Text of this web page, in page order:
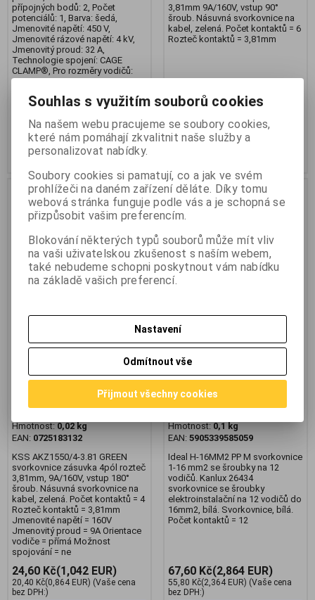
přípojných bodů: 2, Počet
potenciálů: 1, Barva: šedá,
Jmenovité napětí: 450 V,
Jmenovité rázové napětí: 4 kV,
Jmenovitý proud: 32 A,
Technologie spojení: CAGE
CLAMP®, Pro rozměry vodičů:
0,14 – 4 mm2; 28 – 12 AWG, Pro
14,40 Kč(0,610 EUR)
12 Kč(0,508 EUR) (Vaše cena bez
DPH:)
Přidat do košíku
3,81mm 9A/160V, vstup 90°
šroub. Násuvná svorkovnice na
kabel, zelená. Počet kontaktů = 6
Rozteč kontaktů = 3,81mm
41,40 Kč (1,754 EUR)
34,40 Kč(1,458 EUR)(Vaše cena
bez DPH:)
Akce
Výprodej
KSS AKZ1550/4-3.81 GREEN
svorkovnice zásuvka
Katalogové číslo:g821-282
skladem
Hmotnost:0,02 kg
EAN: 0725183132
KSS AKZ1550/4-3.81 GREEN
svorkovnice zásuvka 4pól rozteč
3,81mm, 9A/160V, vstup 180°
šroub. Násuvná svorkovnice na
kabel, zelená. Počet kontaktů = 4
Rozteč kontaktů = 3,81mm
Jmenovité napětí = 160V
Jmenovitý proud = 9A Orientace
vodiče = přímá Možnost
spojování = ne
24,60 Kč(1,042 EUR)
20,40 Kč(0,864 EUR) (Vaše cena
bez DPH:)
Akce
Výprodej
Ideal H-16MM2 PP M
svorkovnice 1-16 mm2
Výrobce:
Katalogové číslo:g821-327
Záruka (měsíců):
Termín dodání (dny):
Hmotnost:0,1 kg
EAN: 5905339585059
Ideal H-16MM2 PP M svorkovnice
1-16 mm2 se šroubky na 12
vodičů. Kanlux 26434
svorkovnice se šroubky
elektroinstalační na 12 vodičů do
16mm2, bílá. Svorkovnice, bílá.
Počet kontaktů = 12
67,60 Kč(2,864 EUR)
55,80 Kč(2,364 EUR) (Vaše cena
bez DPH:)
Souhlas s využitím souborů cookies
Na našem webu pracujeme se soubory cookies,
které nám pomáhají zkvalitnit naše služby a
personalizovat nabídky.
Soubory cookies si pamatují, co a jak ve svém
prohlížeči na daném zařízení děláte. Díky tomu
webová stránka funguje podle vás a je schopná se
přizpůsobit vašim preferencím.
Blokování některých typů souborů může mít vliv
na vaši uživatelskou zkušenost s naším webem,
také nebudeme schopni poskytnout vám nabídku
na základě vašich preferencí.
Nastavení
Odmítnout vše
Přijmout všechny cookies